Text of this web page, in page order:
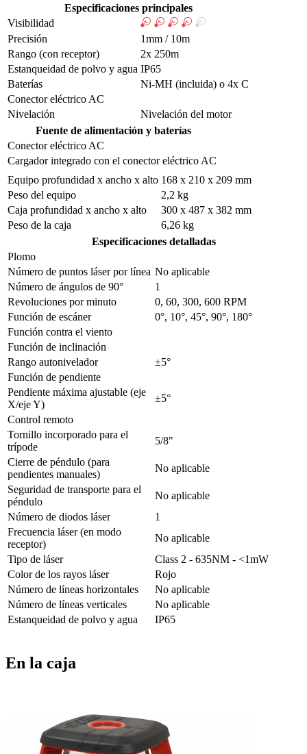
Especificaciones principales
Visibilidad
Precisión
1mm / 10m
Rango (con receptor)
2x 250m
Estanqueidad de polvo y agua IP65
Baterías
Ni-MH (incluida) o 4x C
Conector eléctrico AC
Nivelación
Nivelación del motor
Fuente de alimentación y baterías
Conector eléctrico AC
Cargador integrado con el conector eléctrico AC
Equipo profundidad x ancho x alto 168 x 210 x 209 mm
Peso del equipo
2,2 kg
Caja profundidad x ancho x alto
300 x 487 x 382 mm
Peso de la caja
6,26 kg
Especificaciones detalladas
Plomo
Número de puntos láser por línea No aplicable
Número de ángulos de 90°
1
Revoluciones por minuto
0, 60, 300, 600 RPM
Función de escáner
0°, 10°, 45°, 90°, 180°
Función contra el viento
Función de inclinación
Rango autonivelador
±5°
Función de pendiente
Pendiente máxima ajustable (eje
X/eje Y)
±5°
Control remoto
Tornillo incorporado para el
trípode
5/8"
Cierre de péndulo (para
pendientes manuales)
No aplicable
Seguridad de transporte para el
péndulo
No aplicable
Número de diodos láser
1
Frecuencia láser (en modo
receptor)
No aplicable
Tipo de láser
Class 2 - 635NM - <1mW
Color de los rayos láser
Rojo
Número de líneas horizontales
No aplicable
Número de líneas verticales
No aplicable
Estanqueidad de polvo y agua
IP65
En la caja